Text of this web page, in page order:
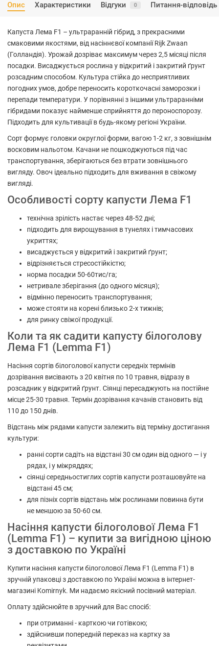
Опис Характеристики Відгуки 0 Питання-відповідь
Капуста Лема F1 – ультраранній гібрид, з прекрасними
смаковими якостями, від насіннєвої компанії Rijk Zwaan
(Голландія). Урожай дозріває максимум через 2,5 місяці після
посадки. Висаджується рослина у відкритий і закритий ґрунт
розсадним способом. Культура стійка до несприятливих
погодних умов, добре переносить короткочасні заморозки і
перепади температури. У порівнянні з іншими ультраранніми
гібридами показує найменше сприйняття до пероноспорозу.
Підходить для культивації в будь-якому регіоні України.
Сорт формує головки округлої форми, вагою 1-2 кг, з зовнішнім
восковим нальотом. Качани не пошкоджуються під час
транспортування, зберігаються без втрати зовнішнього
вигляду. Овоч ідеально підходить для вживання в свіжому
вигляді.
Особливості сорту капусти Лема F1
технічна зрілість настає через 48-52 дні;
підходить для вирощування в тунелях і тимчасових
укриттях;
висаджується у відкритий і закритий ґрунт;
відрізняється стресостійкістю;
норма посадки 50-60тис/га;
нетривале зберігання (до одного місяця);
відмінно переносить транспортування;
може стояти на корені близько 2-х тижнів;
для ринку свіжої продукції.
Коли та як садити капусту білоголову
Лема F1 (Lemma F1)
Насіння сортів білоголової капусти середніх термінів
дозрівання висівають з 20 квітня по 10 травня, відразу в
розсадник у відкритий ґрунт. Сіянці пересаджують на постійне
місце 25-30 травня. Термін дозрівання качанів становить від
110 до 150 днів.
Відстань між рядами капусти залежить від терміну достигання
культури:
ранні сорти садіть на відстані 30 см один від одного — і у
рядах, і у міжряддях;
сіянці середньостиглих сортів капусти розташовуйте на
відстані 45 см;
для пізніх сортів відстань між рослинами повинна бути
не меншою за 50-60 см.
Насіння капусти білоголової Лема F1
(Lemma F1) – купити за вигідною ціною
з доставкою по Україні
Купити насіння капусти білоголової Лема F1 (Lemma F1) в
зручній упаковці з доставкою по Україні можна в інтернет-
магазині Komirnyk. Ми надаємо якісний посівний матеріал.
Оплату здійснюйте в зручний для Вас спосіб:
при отриманні - карткою чи готівкою;
здійснивши попередній переказ на картку за